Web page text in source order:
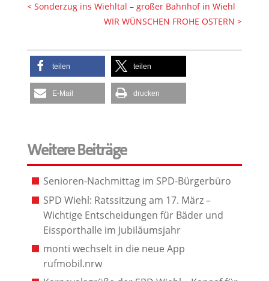
Sonderzug ins Wiehltal – großer Bahnhof in Wiehl
WIR WÜNSCHEN FROHE OSTERN
teilen teilen
E-Mail drucken
Weitere Beiträge
Senioren-Nachmittag im SPD-Bürgerbüro
SPD Wiehl: Ratssitzung am 17. März –
Wichtige Entscheidungen für Bäder und
Eissporthalle im Jubiläumsjahr
monti wechselt in die neue App
rufmobil.nrw